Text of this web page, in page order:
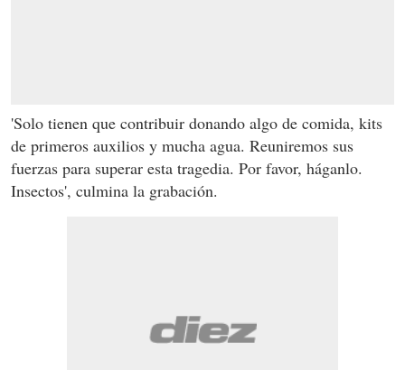
'Solo tienen que contribuir donando algo de comida, kits
de primeros auxilios y mucha agua. Reuniremos sus
fuerzas para superar esta tragedia. Por favor, háganlo.
Insectos', culmina la grabación.